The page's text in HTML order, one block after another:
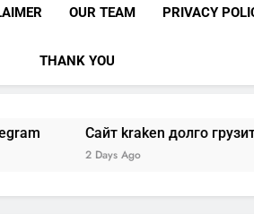
OUR TEAM PRIVACY
THANK YOU
Сайт kraken долго грузит —